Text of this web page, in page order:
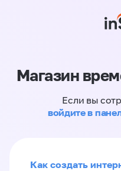
Магазин
Если вы
войдите в
Как создать